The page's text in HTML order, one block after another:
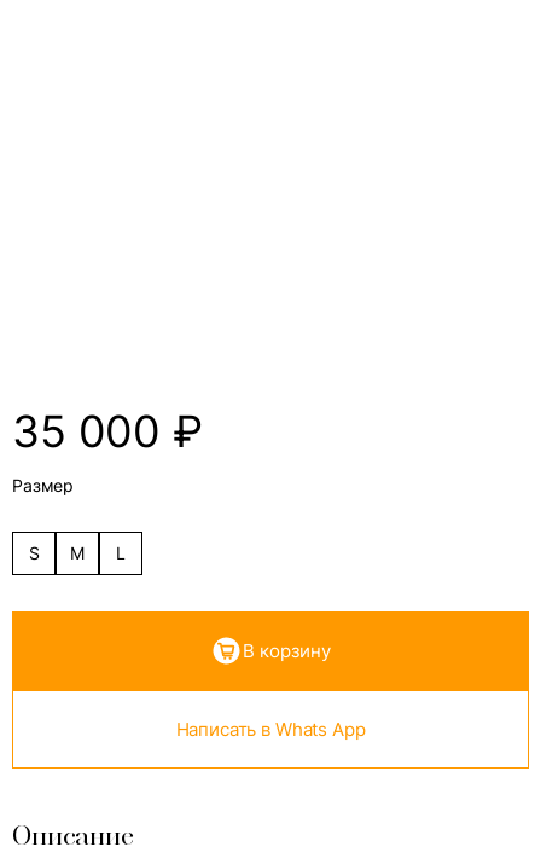
35 000 ₽
Размер
S M L
В корзину
Написать в Whats App
Описание